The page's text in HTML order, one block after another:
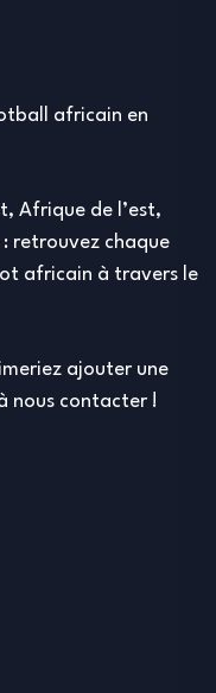
africain en
Afrique de l’est,
retrouvez chaque
africain à travers le
ajouter une
nous contacter !